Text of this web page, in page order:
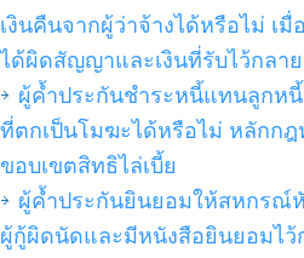
เงินคืนจากผู้ว่าจ้างได้หรือไม่ เ
ได้ผิดสัญญาและเงินที่รับไว้กลา
ผู้ค้ำประกันชำระหนี้แทนลูกหนี้
ที่ตกเป็นโมฆะได้หรือไม่ หลักกฎ
ขอบเขตสิทธิไล่เบี้ย
ผู้ค้ำประกันยินยอมให้สหกรณ์หั
ผู้กู้ผิดนัดและมีหนังสือยินยอมไว้